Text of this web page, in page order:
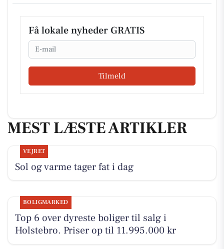
Få lokale nyheder GRATIS
Email
Tilmeld
MEST LÆSTE ARTIKLER
VEJRET
Sol og varme tager fat i dag
BOLIGMARKED
Top 6 over dyreste boliger til salg i
Holstebro. Priser op til 11.995.000 kr